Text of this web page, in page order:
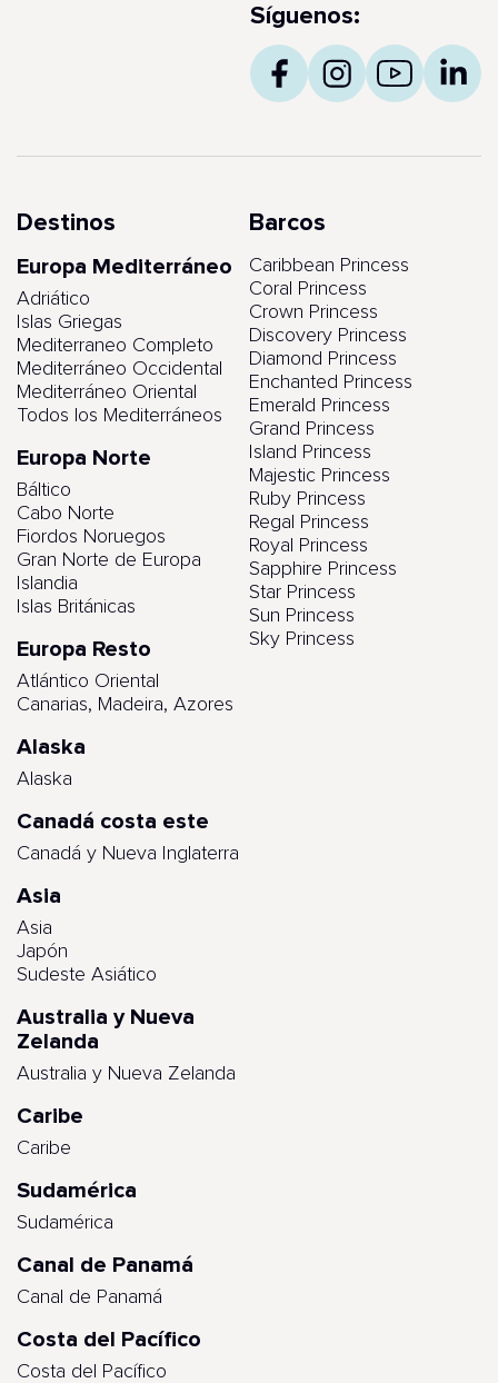
Síguenos:
Destinos
Europa Mediterráneo
Adriático
Islas Griegas
Mediterraneo Completo
Mediterráneo Occidental
Mediterráneo Oriental
Todos los Mediterráneos
Europa Norte
Báltico
Cabo Norte
Fiordos Noruegos
Gran Norte de Europa
Islandia
Islas Británicas
Europa Resto
Atlántico Oriental
Canarias, Madeira, Azores
Alaska
Alaska
Canadá costa este
Canadá y Nueva Inglaterra
Asia
Asia
Japón
Sudeste Asiático
Australia y Nueva
Zelanda
Australia y Nueva Zelanda
Caribe
Caribe
Sudamérica
Sudamérica
Canal de Panamá
Canal de Panamá
Costa del Pacífico
Costa del Pacífico
Barcos
Caribbean Princess
Coral Princess
Crown Princess
Discovery Princess
Diamond Princess
Enchanted Princess
Emerald Princess
Grand Princess
Island Princess
Majestic Princess
Ruby Princess
Regal Princess
Royal Princess
Sapphire Princess
Star Princess
Sun Princess
Sky Princess